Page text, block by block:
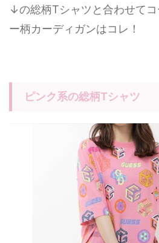
↓の総柄Tシャツと合わせて
ー柄カーディガンはコレ！
ピンク系の総柄Tシャツ